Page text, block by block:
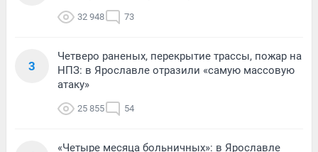
32 948 73
3
Четверо раненых, перекрытие трассы, пожар на
НПЗ: в Ярославле отразили «самую массовую
атаку»
25 855 54
«Четыре месяца больничных»: в Ярославле